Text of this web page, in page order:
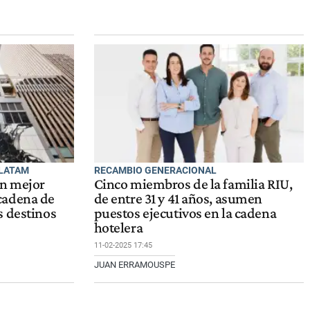
mejor
de
destinos
RECAMBIO GENERACIONAL
Cinco miembros de la familia RIU,
de entre 31 y 41 años, asumen
puestos ejecutivos en la cadena
hotelera
11-02-2025 17:45
JUAN ERRAMOUSPE